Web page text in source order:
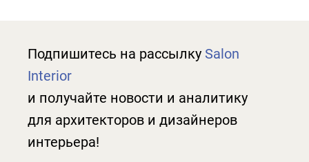
Подпишитесь на рассылку Salon
Interior
и получайте новости и аналитику
для архитекторов и дизайнеров
интерьера!